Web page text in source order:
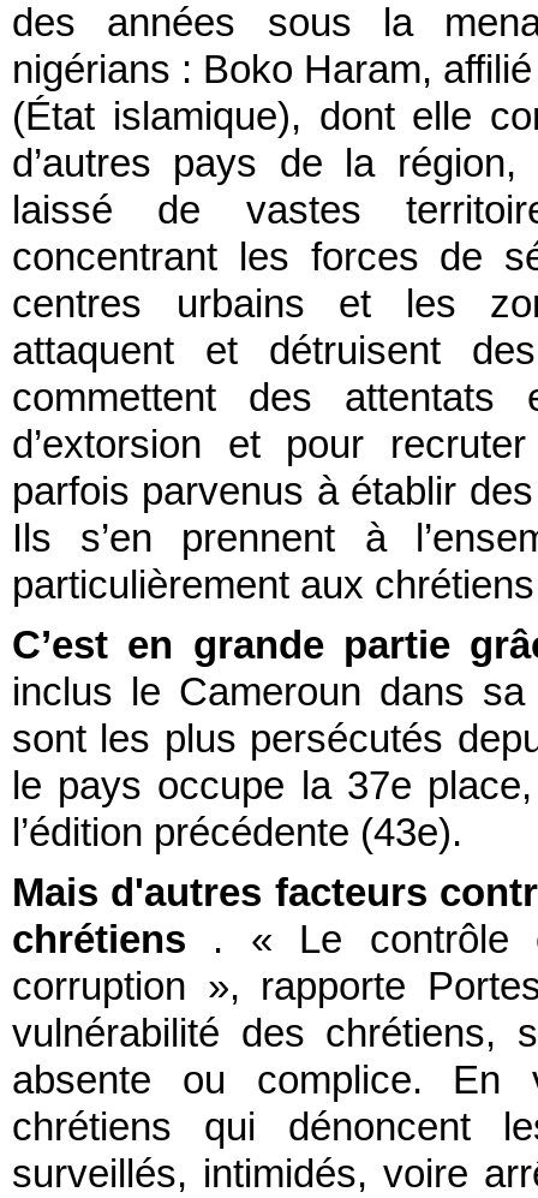
des années sous la
nigérians : Boko Haram,
(État islamique), dont elle
d’autres pays de la
laissé de vastes
concentrant les forces de
centres urbains et les
attaquent et détruisent
commettent des
d’extorsion et pour
parfois parvenus à établir
Ils s’en prennent à
particulièrement aux
C’est en grande partie
inclus le Cameroun dans
sont les plus persécutés
le pays occupe la 37e
l’édition précédente (43e).
Mais d'autres facteurs
chrétiens . « Le contrôle
corruption », rapporte
vulnérabilité des chrétiens,
absente ou complice. En
chrétiens qui dénoncent
surveillés, intimidés, voire